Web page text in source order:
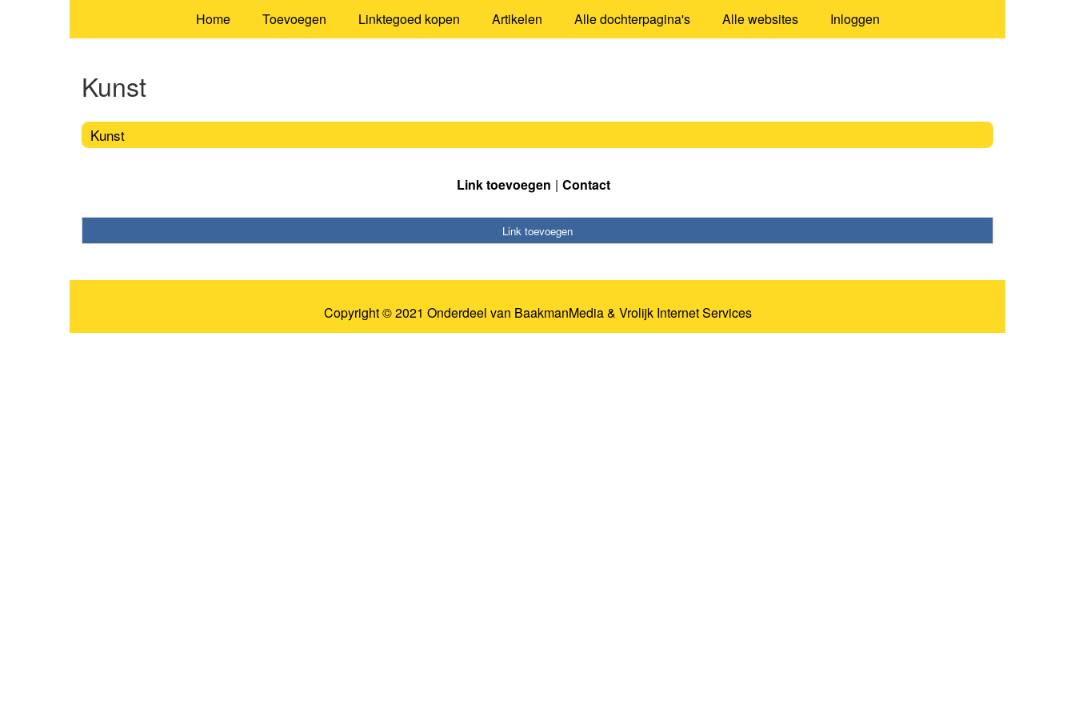
Home Toevoegen Linktegoed kopen Artikelen Alle dochterpagina's Alle websites Inloggen
Kunst
Kunst
Link toevoegen Contact
Link toevoegen
Copyright © 2021 Onderdeel van BaakmanMedia& Vrolijk Internet Services